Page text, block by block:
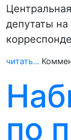
депутаты
читать...
по